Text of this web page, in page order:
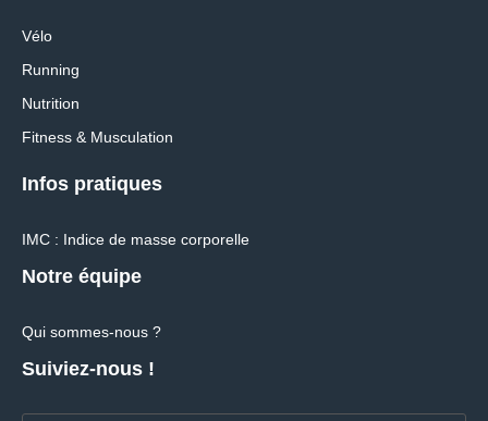
Vélo
Running
Nutrition
Fitness & Musculation
Infos pratiques
IMC : Indice de masse corporelle
Notre équipe
Qui sommes-nous ?
Suiviez-nous !